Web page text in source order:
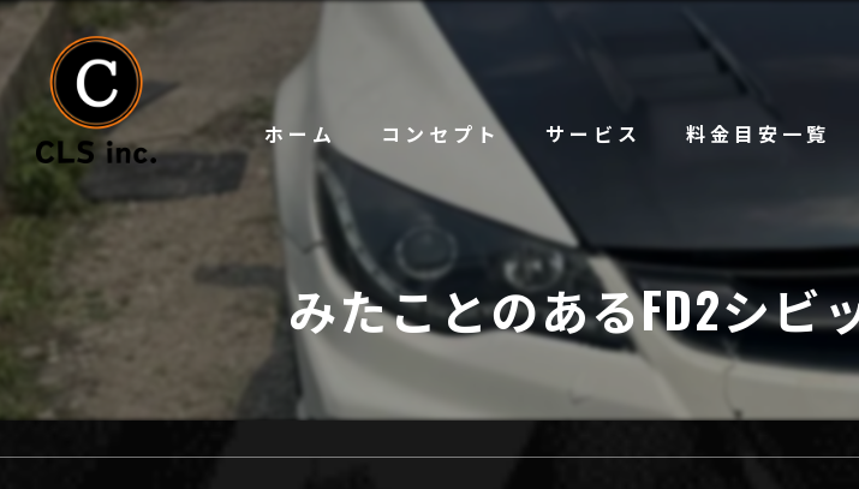
ホーム コンセプト サービス 料金目安一覧
みたことのあるFD2シビ